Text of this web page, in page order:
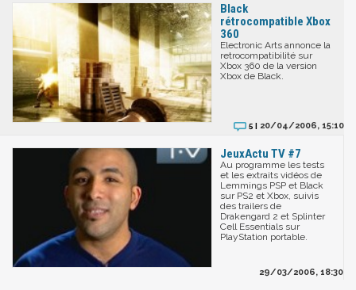
Black
rétrocompatible Xbox
360
Electronic Arts annonce la
retrocompatibilité sur
Xbox 360 de la version
Xbox de Black.
5 | 20/04/2006, 15:10
JeuxActu TV #7
Au programme les tests
et les extraits vidéos de
Lemmings PSP et Black
sur PS2 et Xbox, suivis
des trailers de
Drakengard 2 et Splinter
Cell Essentials sur
PlayStation portable.
29/03/2006, 18:30